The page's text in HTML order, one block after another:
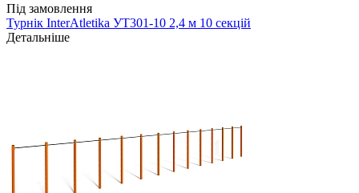
Під замовлення
Турнік InterAtletika УТ301-10 2,4 м 10 секцій
Детальніше